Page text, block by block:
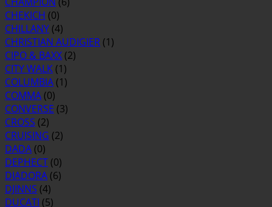
CHEKICH (0)
CHILLANY (4)
CHRISTIAN AUDIGIER (1)
CIPO & BAXX (2)
CITY WALK (1)
COLUMBIA (1)
COMMA (0)
CONVERSE (3)
CROSS (2)
CRUISING (2)
DADA (0)
DEPHECT (0)
DIADORA (6)
DJINNS (4)
DUCATI (5)